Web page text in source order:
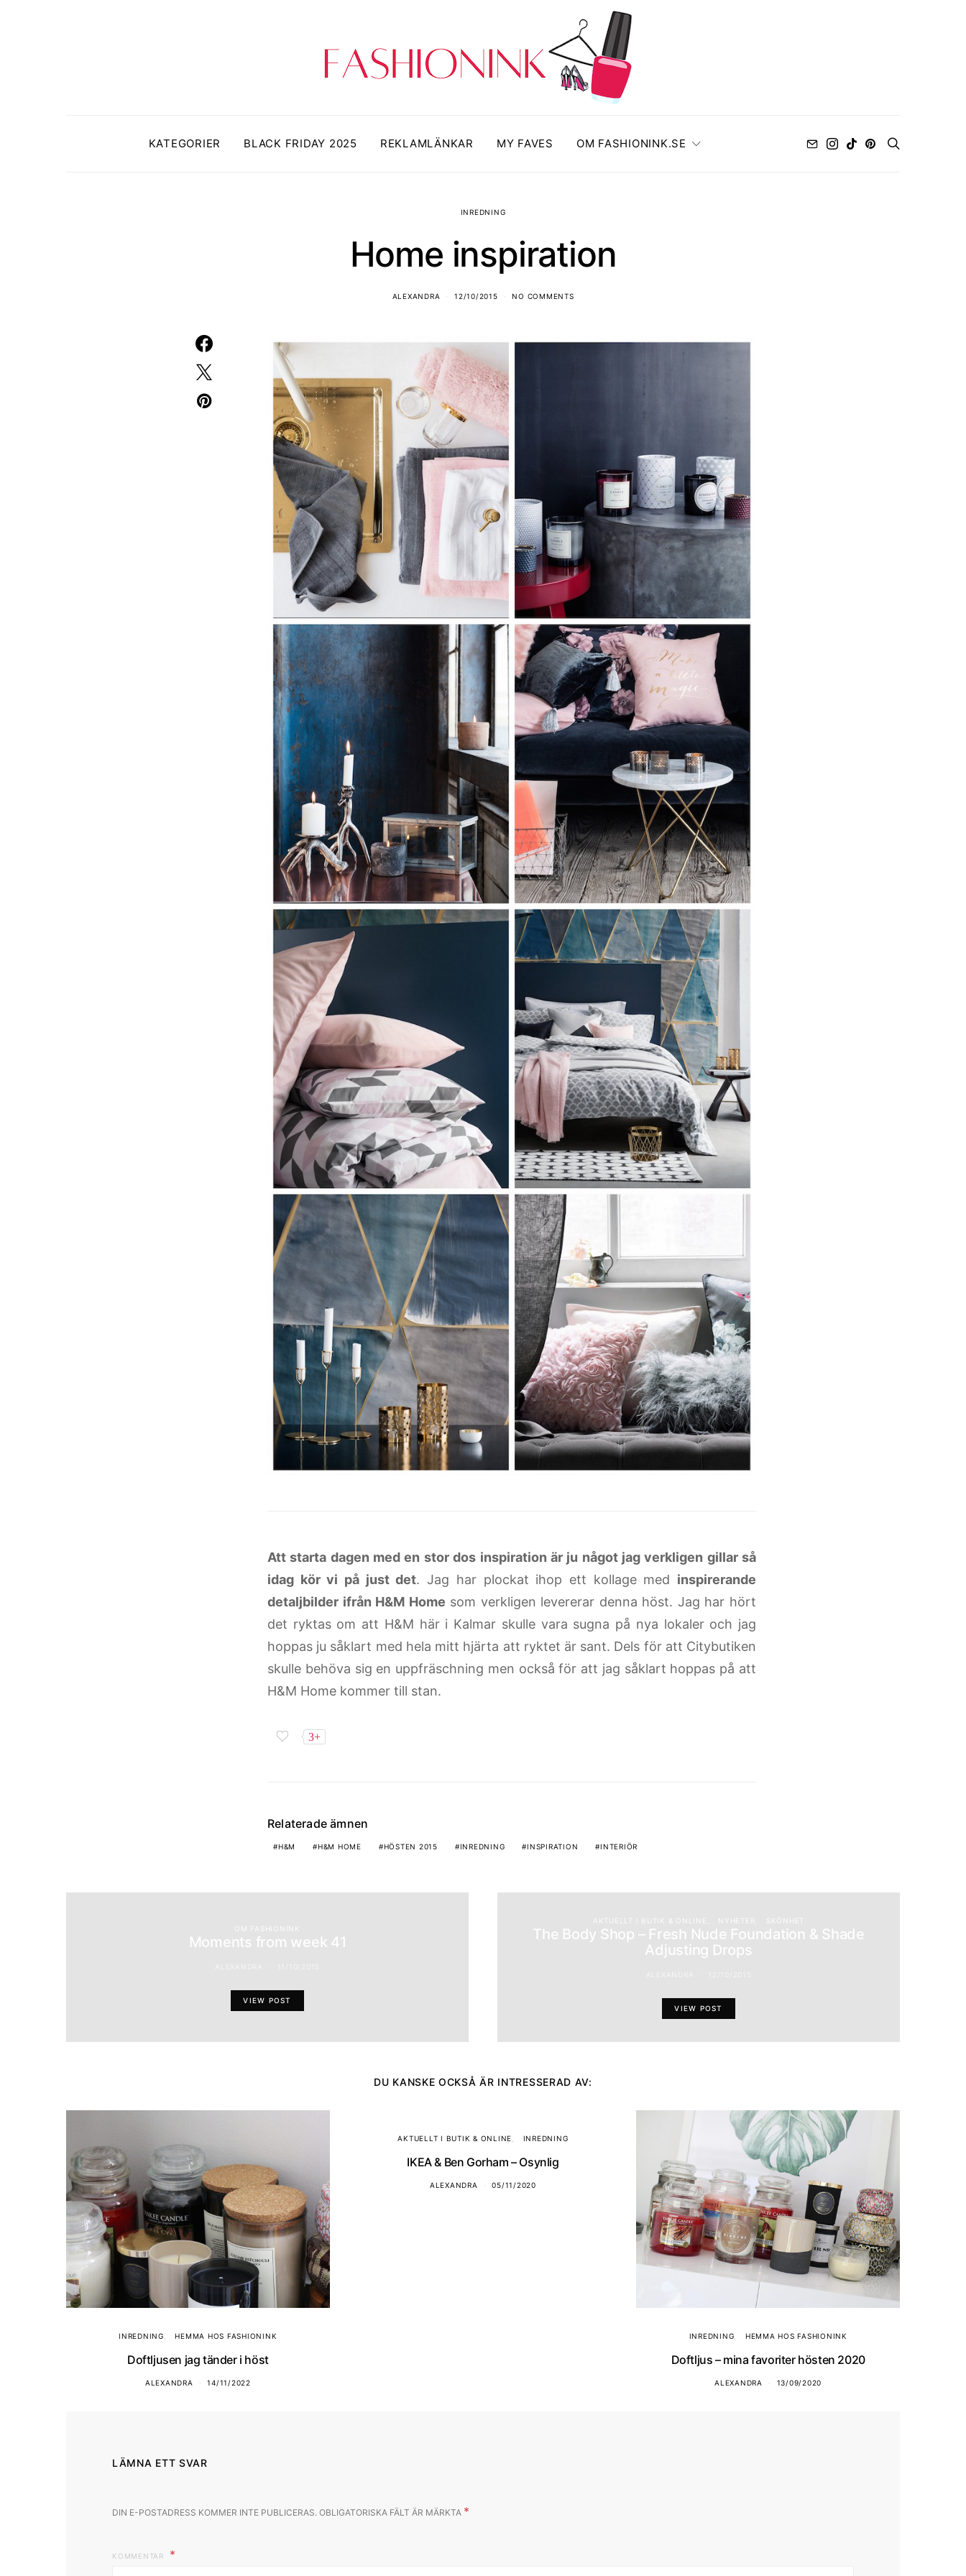
KATEGORIER BLACK FRIDAY 2025 REKLAMLÄNKAR MY FAVES OM FASHIONINK.SE
INREDNING
Home inspiration
ALEXANDRA 12/10/2015 NO COMMENTS
Att starta dagen med en stor dos inspiration är ju något jag verkligen gillar så
idag kör vi på just det. Jag har plockat ihop ett kollage med inspirerande
detaljbilder ifrån H&M Home som verkligen levererar denna höst. Jag har hört
det ryktas om att H&M här i Kalmar skulle vara sugna på nya lokaler och jag
hoppas ju såklart med hela mitt hjärta att ryktet är sant. Dels för att Citybutiken
skulle behöva sig en uppfräschning men också för att jag såklart hoppas på att
H&M Home kommer till stan.
3+
Relaterade ämnen
H&M H&M HOME HÖSTEN 2015 INREDNING INSPIRATION INTERIÖR
OM FASHIONINK
Moments from week 41
VIEW POST
AKTUELLT I BUTIK & ONLINE NYHETER SKÖNHET
The Body Shop – Fresh Nude Foundation & Shade
Adjusting Drops
VIEW POST
DU KANSKE OCKSÅ ÄR INTRESSERAD AV:
INREDNING HEMMA HOS FASHIONINK
Doftljusen jag tänder i höst
ALEXANDRA 14/11/2022
AKTUELLT I BUTIK & ONLINE INREDNING
IKEA & Ben Gorham – Osynlig
ALEXANDRA 05/11/2020
INREDNING HEMMA HOS FASHIONINK
Doftljus – mina favoriter hösten 2020
ALEXANDRA 13/09/2020
LÄMNA ETT SVAR
DIN E-POSTADRESS KOMMER INTE PUBLICERAS. OBLIGATORISKA FÄLT ÄR MÄRKTA *
KOMMENTAR